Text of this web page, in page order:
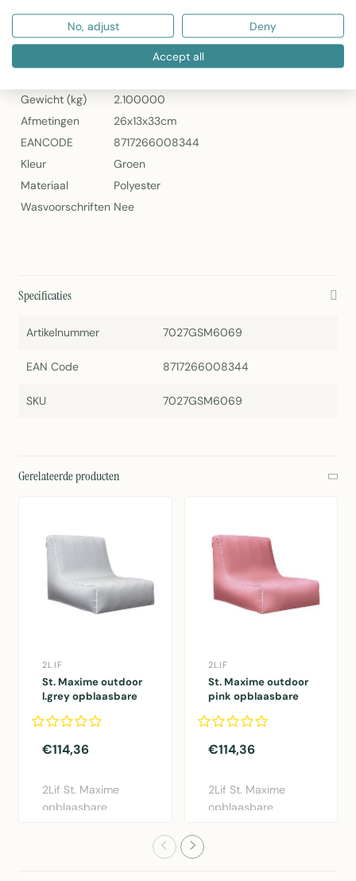
2Lif St. Maxime Opblaasbare Outdoor Sofa Groen
Specificaties
Gewicht (kg)
2.100000
Afmetingen
26x13x33cm
EANCODE
8717266008344
Kleur
Groen
Materiaal
Polyester
Wasvoorschriften Nee
Specificaties
Artikelnummer 7027GSM6069
EAN Code 8717266008344
SKU 7027GSM6069
Gerelateerde producten
2LIF
St. Maxime outdoor
l.grey opblaasbare
€114,36
2Lif St. Maxime
opblaasbare
2LIF
St. Maxime outdoor
pink opblaasbare
€114,36
2Lif St. Maxime
opblaasbare
No, adjust Deny
Accept all